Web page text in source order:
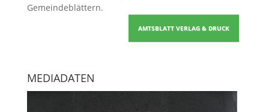
Gemeindeblättern.
AMTSBLATT VERLAG & DRUCK
MEDIADATEN